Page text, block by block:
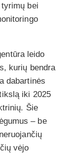
bei
leido
kurių bendra
dabartinės
iki 2025
Šie
– be
vėjo